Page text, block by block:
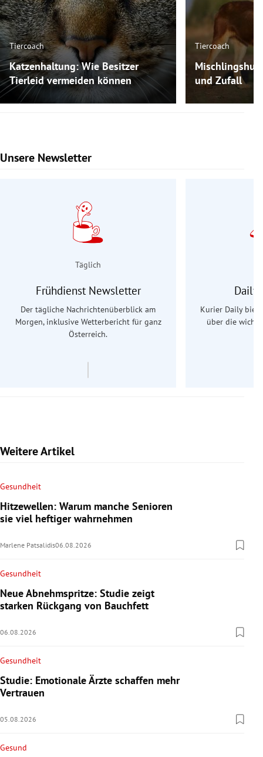
Tiercoach
Katzenhaltung: Wie Besitzer
Tierleid vermeiden können
Tiercoach
und Zufall
Unsere Newsletter
Slide 1 von 9
Täglich
Frühdienst Newsletter
Der tägliche Nachrichtenüberblick am
Morgen, inklusive Wetterbericht für ganz
Österreich.
Daily
Kurier Daily
über die
Weitere Artikel
Gesundheit
Hitzewellen: Warum manche Senioren
sie viel heftiger wahrnehmen
Marlene Patsalidis06.08.2026
Gesundheit
Neue Abnehmspritze: Studie zeigt
starken Rückgang von Bauchfett
06.08.2026
Gesundheit
Studie: Emotionale Ärzte schaffen mehr
Vertrauen
05.08.2026
Gesund